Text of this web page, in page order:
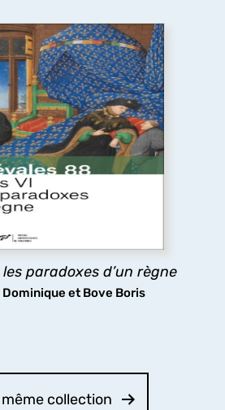
paradoxes d’un règne
et Bove Boris
les paradoxes d’un règne
Charles VI a longtemps été
une catastrophe, pourtant les
ont fleuri à sa cour, tandis que
la réflexion politique : tels
ici analysés.
découvrir
collection